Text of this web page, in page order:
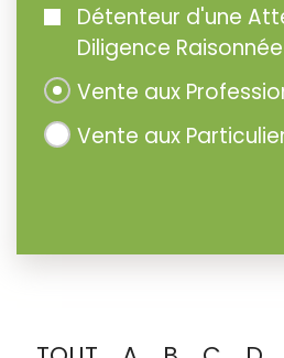
Détenteur d'une
Diligence Raisonnée
Vente aux
Vente aux